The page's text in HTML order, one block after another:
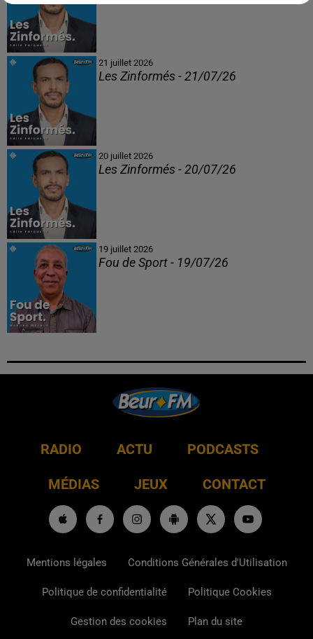
21 juillet 2026
Les Zinformés - 21/07/26
20 juillet 2026
Les Zinformés - 20/07/26
19 juillet 2026
Fou de Sport - 19/07/26
RADIO ACTU PODCASTS
MÉDIAS JEUX CONTACT
Mentions légales Conditions Générales d'Utilisation
Politique de confidentialité Politique Cookies
Gestion des cookies Plan du site